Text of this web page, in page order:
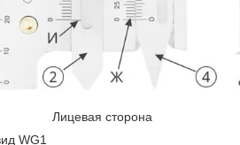
сторона
WG1